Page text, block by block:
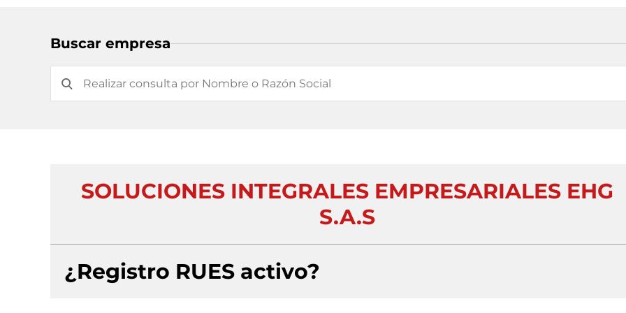
Buscar empresa
SOLUCIONES INTEGRALES EMPRESARIALES EHG
S.A.S
¿Registro RUES activo?